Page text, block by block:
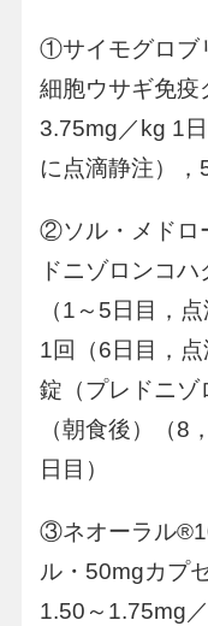
①サイモグロブ
細胞ウサギ免疫
3.75mg／kg 1
に点滴静注），
②ソル・メドロ
ドニゾロンコ
（1～5日目，
1回（6日目，
錠（プレドニゾ
（朝食後）（8
日目）
③ネオーラル
ル・50mgカプ
1.50～1.75mg